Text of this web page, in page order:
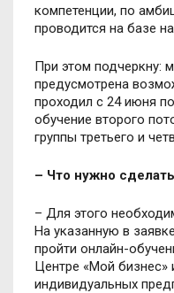
компетенции, по
проводится на базе
При этом подчеркну:
предусмотрена
проходил с 24 июня
обучение второго
группы третьего и
– Что нужно
– Для этого
На указанную в
пройти онлайн-
Центре «Мой бизнес»
индивидуальных